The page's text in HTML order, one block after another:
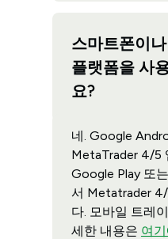
스마트폰이
플랫폼을 사
요?
네. Google
MetaTrader 4/5
Google Play 또
서 Metatrader
다. 모바일 트레
세한 내용은 여